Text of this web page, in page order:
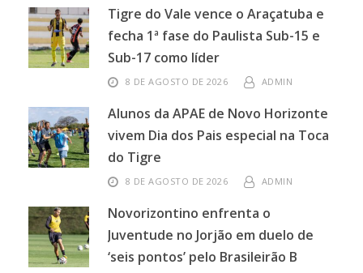
Tigre do Vale vence o Araçatuba e
fecha 1ª fase do Paulista Sub-15 e
Sub-17 como líder
8 DE AGOSTO DE 2026 ADMIN
Alunos da APAE de Novo Horizonte
vivem Dia dos Pais especial na Toca
do Tigre
8 DE AGOSTO DE 2026 ADMIN
Novorizontino enfrenta o
Juventude no Jorjão em duelo de
‘seis pontos’ pelo Brasileirão B